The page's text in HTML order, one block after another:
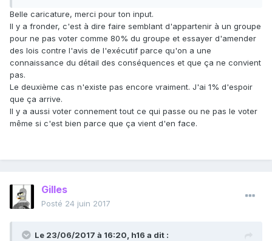
Belle caricature, merci pour ton input.
Il y a fronder, c'est à dire faire semblant d'appartenir à un groupe
pour ne pas voter comme 80% du groupe et essayer d'amender
des lois contre l'avis de l'exécutif parce qu'on a une
connaissance du détail des conséquences et que ça ne convient
pas.
Le deuxième cas n'existe pas encore vraiment. J'ai 1% d'espoir
que ça arrive.
Il y a aussi voter connement tout ce qui passe ou ne pas le voter
même si c'est bien parce que ça vient d'en face.
Gilles
Posté 24 juin 2017
Le 23/06/2017 à 16:20, h16 a dit :